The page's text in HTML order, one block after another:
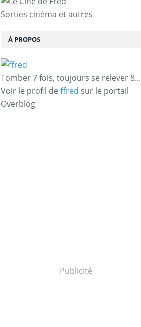
Sorties cinéma et autres
À PROPOS
Tomber 7 fois, toujours se relever 8...
Voir le profil de ffred sur le portail
Overblog
Publicité